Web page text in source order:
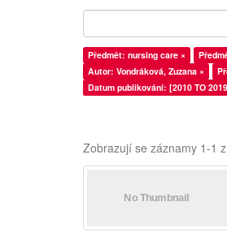
Předmět: nursing care ×
Autor: Vondráková, Zuzana ×
Datum publikování: [2010 TO
Zobrazují se záznamy 1-1 z